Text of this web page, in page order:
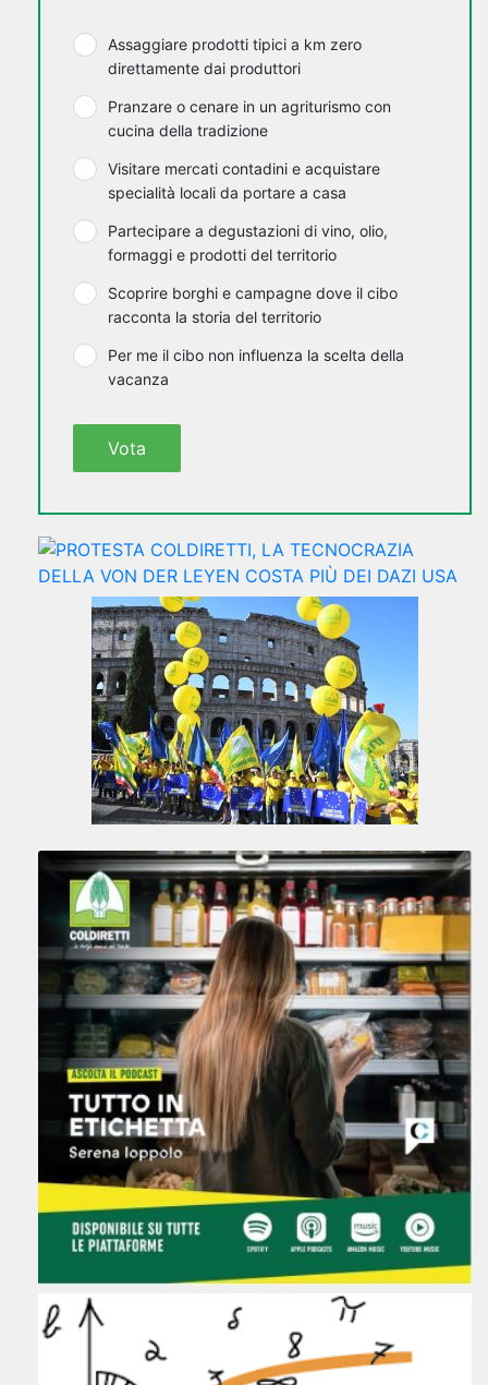
Assaggiare prodotti tipici a km zero
direttamente dai produttori
Pranzare o cenare in un agriturismo con
cucina della tradizione
Visitare mercati contadini e acquistare
specialità locali da portare a casa
Partecipare a degustazioni di vino, olio,
formaggi e prodotti del territorio
Scoprire borghi e campagne dove il cibo
racconta la storia del territorio
Per me il cibo non influenza la scelta della
vacanza
Vota